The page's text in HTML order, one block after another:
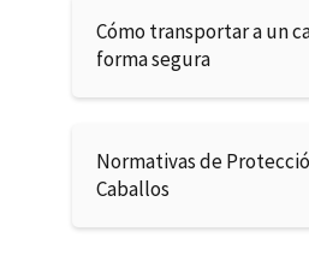
Cómo transportar a un
forma segura
Normativas de
Caballos